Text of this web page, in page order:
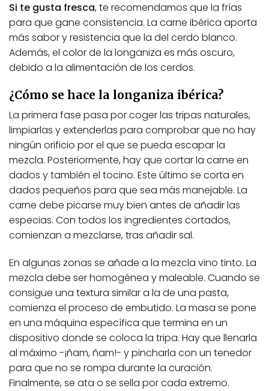
Si te gusta fresca, te recomendamos que la frías
para que gane consistencia. La carne ibérica aporta
más sabor y resistencia que la del cerdo blanco.
Además, el color de la longaniza es más oscuro,
debido a la alimentación de los cerdos.
¿Cómo se hace la longaniza ibérica?
La primera fase pasa por coger las tripas naturales,
limpiarlas y extenderlas para comprobar que no hay
ningún orificio por el que se pueda escapar la
mezcla. Posteriormente, hay que cortar la carne en
dados y también el tocino. Este último se corta en
dados pequeños para que sea más manejable. La
carne debe picarse muy bien antes de añadir las
especias. Con todos los ingredientes cortados,
comienzan a mezclarse, tras añadir sal.
En algunas zonas se añade a la mezcla vino tinto. La
mezcla debe ser homogénea y maleable. Cuando se
consigue una textura similar a la de una pasta,
comienza el proceso de embutido. La masa se pone
en una máquina específica que termina en un
dispositivo donde se coloca la tripa. Hay que llenarla
al máximo -¡ñam, ñam!- y pincharla con un tenedor
para que no se rompa durante la curación.
Finalmente, se ata o se sella por cada extremo.